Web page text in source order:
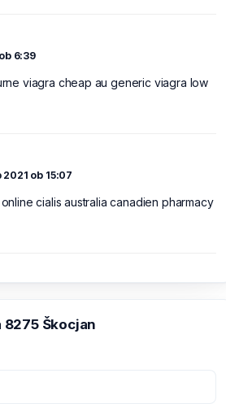
6:39
viagra cheap au generic viagra low
2021 ob 15:07
cialis australia canadien pharmacy
Škocjan